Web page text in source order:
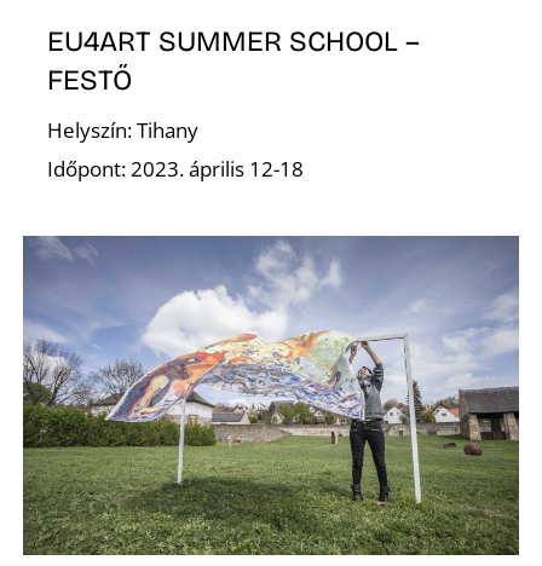
EU4ART SUMMER SCHOOL –
FESTŐ
Helyszín: Tihany
Időpont: 2023. április 12-18